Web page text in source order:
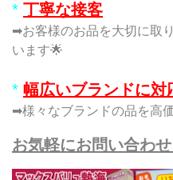
* 丁寧な接客
➡お客様のお品を大切に取
います🌟
* 幅広いブランドに対
➡様々なブランドの品を高
お気軽にお問い合わ